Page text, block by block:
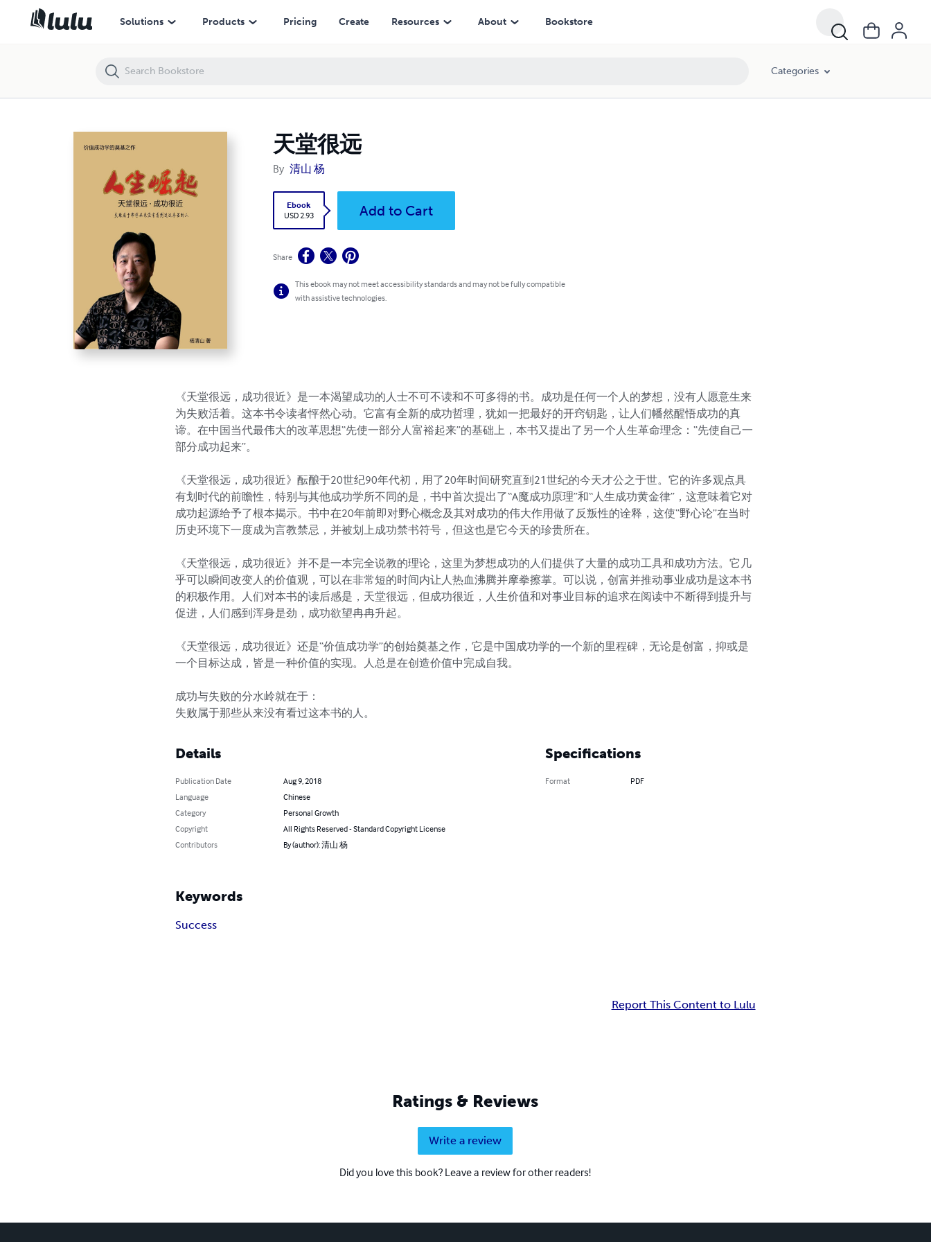
Solutions Products Pricing Create Resources About Bookstore
Categories
天堂很远
By 清山 杨
Ebook
USD 2.93
Add to Cart
Share
This ebook may not meet accessibility standards and may not be fully compatible
with assistive technologies.
《天堂很远，成功很近》是一本渴望成功的人士不可不读和不可多得的书。成功是任何一个人的梦想，没有人愿意生来
为失败活着。这本书令读者怦然心动。它富有全新的成功哲理，犹如一把最好的开窍钥匙，让人们幡然醒悟成功的真
谛。在中国当代最伟大的改革思想“先使一部分人富裕起来”的基础上，本书又提出了另一个人生革命理念：“先使自己一
部分成功起来”。
《天堂很远，成功很近》酝酿于20世纪90年代初，用了20年时间研究直到21世纪的今天才公之于世。它的许多观点具
有划时代的前瞻性，特别与其他成功学所不同的是，书中首次提出了“A魔成功原理”和“人生成功黄金律”，这意味着它对
成功起源给予了根本揭示。书中在20年前即对野心概念及其对成功的伟大作用做了反叛性的诠释，这使“野心论”在当时
历史环境下一度成为言教禁忌，并被划上成功禁书符号，但这也是它今天的珍贵所在。
《天堂很远，成功很近》并不是一本完全说教的理论，这里为梦想成功的人们提供了大量的成功工具和成功方法。它几
乎可以瞬间改变人的价值观，可以在非常短的时间内让人热血沸腾并摩拳擦掌。可以说，创富并推动事业成功是这本书
的积极作用。人们对本书的读后感是，天堂很远，但成功很近，人生价值和对事业目标的追求在阅读中不断得到提升与
促进，人们感到浑身是劲，成功欲望冉冉升起。
《天堂很远，成功很近》还是“价值成功学”的创始奠基之作，它是中国成功学的一个新的里程碑，无论是创富，抑或是
一个目标达成，皆是一种价值的实现。人总是在创造价值中完成自我。
成功与失败的分水岭就在于：
失败属于那些从来没有看过这本书的人。
Details
Publication Date
Aug 9, 2018
Language
Chinese
Category
Personal Growth
Copyright
All Rights Reserved - Standard Copyright License
Contributors
By (author): 清山 杨
Specifications
Format PDF
Keywords
Success
Report This Content to Lulu
Ratings & Reviews
Write a review
Did you love this book? Leave a review for other readers!
天堂很远